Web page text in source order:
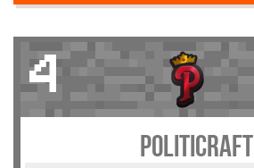
4
Politicraft